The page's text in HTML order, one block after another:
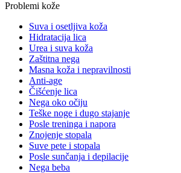
Problemi kože
Suva i osetljiva koža
Hidratacija lica
Urea i suva koža
Zaštitna nega
Masna koža i nepravilnosti
Anti-age
Čišćenje lica
Nega oko očiju
Teške noge i dugo stajanje
Posle treninga i napora
Znojenje stopala
Suve pete i stopala
Posle sunčanja i depilacije
Nega beba